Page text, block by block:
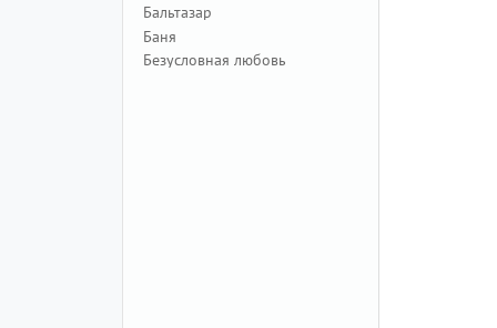
Бальтазар
Баня
Безусловная любовь